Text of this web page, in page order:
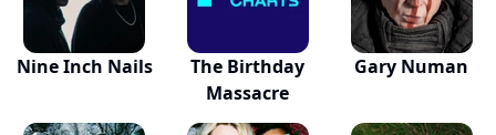
Nine Inch Nails
The Birthday
Massacre
Gary Numan